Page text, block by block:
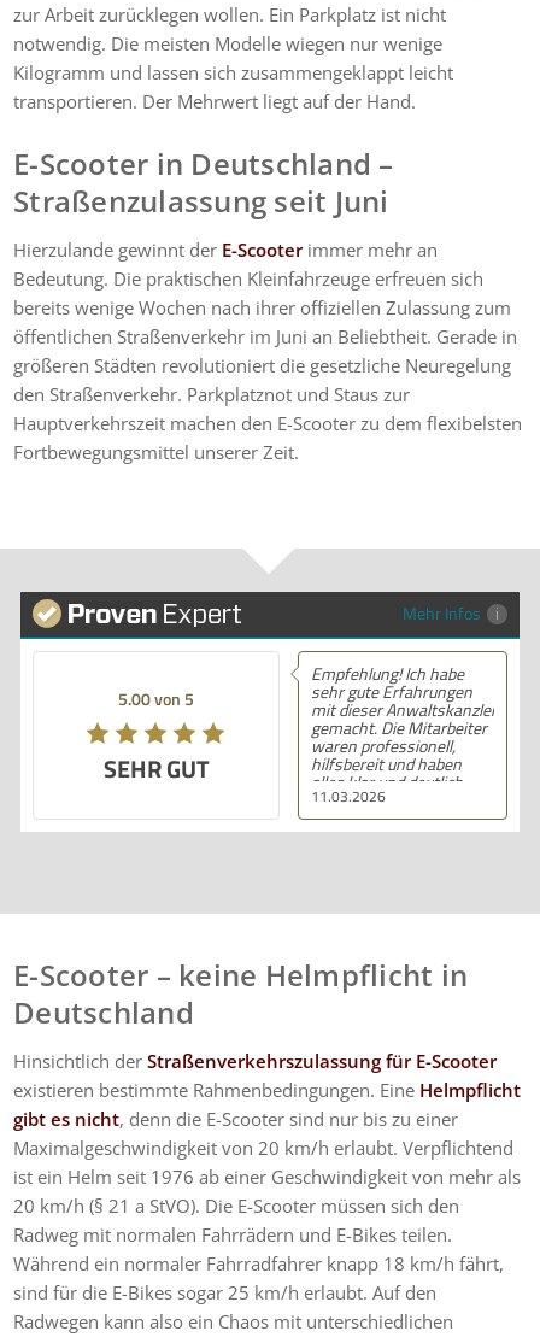
zur Arbeit zurücklegen wollen. Ein Parkplatz ist nicht
notwendig. Die meisten Modelle wiegen nur wenige
Kilogramm und lassen sich zusammengeklappt leicht
transportieren. Der Mehrwert liegt auf der Hand.
E-Scooter in Deutschland –
Straßenzulassung seit Juni
Hierzulande gewinnt der E-Scooterimmer mehr an
Bedeutung. Die praktischen Kleinfahrzeuge erfreuen sich
bereits wenige Wochen nach ihrer offiziellen Zulassung zum
öffentlichen Straßenverkehr im Juni an Beliebtheit. Gerade in
größeren Städten revolutioniert die gesetzliche Neuregelung
den Straßenverkehr. Parkplatznot und Staus zur
Hauptverkehrszeit machen den E-Scooter zu dem flexibelsten
Fortbewegungsmittel unserer Zeit.
Mehr Infos
5.00 von 5
SEHR GUT
11.03.2026
Empfehlung! Ich habe
sehr gute Erfahrungen
mit dieser Anwaltskanzlei
gemacht. Die Mitarbeiter
waren professionell,
hilfsbereit und haben
alles klar und deutlich
erklärt. Ich bin mit der
Beratung sehr zufrieden
und kann ihre
E-Scooter – keine Helmpflicht in
Deutschland
Hinsichtlich derStraßenverkehrszulassung für E-Scooter
existieren bestimmte Rahmenbedingungen. Eine Helmpflicht
gibt es nicht, denn die E-Scooter sind nur bis zu einer
Maximalgeschwindigkeit von 20 km/h erlaubt. Verpflichtend
ist ein Helm seit 1976 ab einer Geschwindigkeit von mehr als
20 km/h (§ 21 a StVO). Die E-Scooter müssen sich den
Radweg mit normalen Fahrrädern und E-Bikes teilen.
Während ein normaler Fahrradfahrer knapp 18 km/h fährt,
sind für die E-Bikes sogar 25 km/h erlaubt. Auf den
Radwegen kann also ein Chaos mit unterschiedlichen